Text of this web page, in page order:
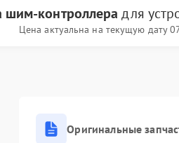
шим-контроллера для
Цена актуальна на текущую дату
Оригинальные